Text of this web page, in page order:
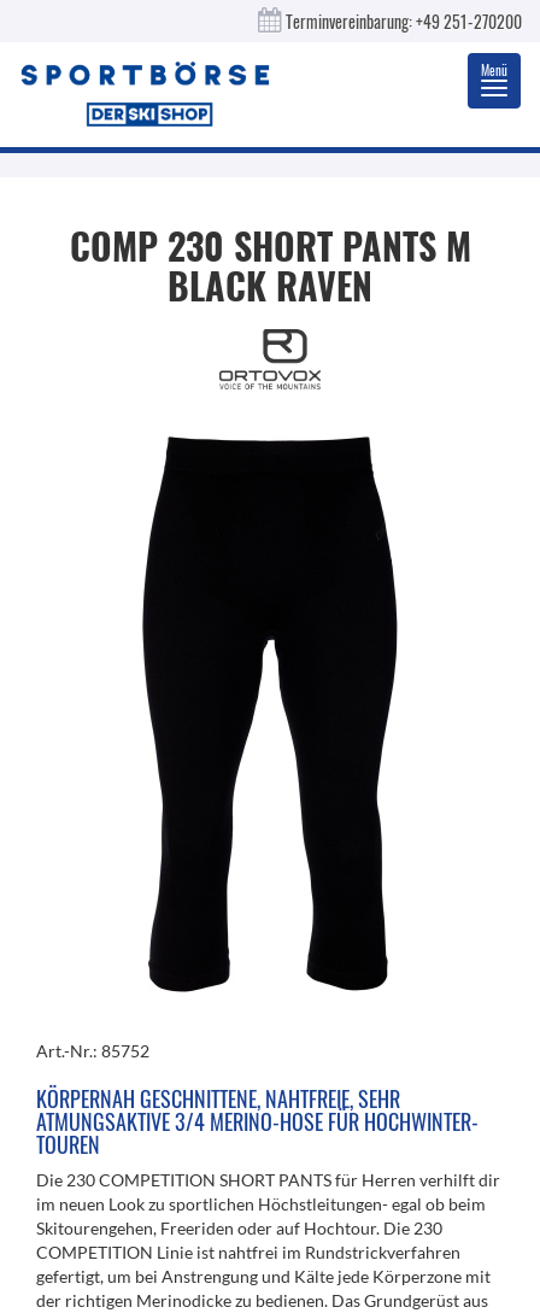
Terminvereinbarung:+49 251-270200
Menü
COMP 230 SHORT PANTS M
BLACK RAVEN
Art.-Nr.: 85752
KÖRPERNAH GESCHNITTENE, NAHTFREIE, SEHR
ATMUNGSAKTIVE 3/4 MERINO-HOSE FÜR HOCHWINTER-
TOUREN
Die 230 COMPETITION SHORT PANTS für Herren verhilft dir
im neuen Look zu sportlichen Höchstleitungen- egal ob beim
Skitourengehen, Freeriden oder auf Hochtour. Die 230
COMPETITION Linie ist nahtfrei im Rundstrickverfahren
gefertigt, um bei Anstrengung und Kälte jede Körperzone mit
der richtigen Merinodicke zu bedienen. Das Grundgerüst aus